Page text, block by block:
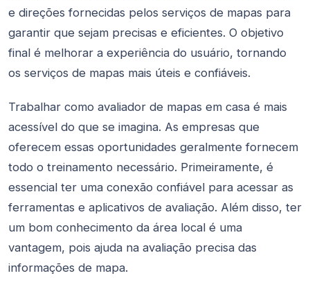
e direções fornecidas pelos serviços de mapas para
garantir que sejam precisas e eficientes. O objetivo
final é melhorar a experiência do usuário, tornando
os serviços de mapas mais úteis e confiáveis.
Trabalhar como avaliador de mapas em casa é mais
acessível do que se imagina. As empresas que
oferecem essas oportunidades geralmente fornecem
todo o treinamento necessário. Primeiramente, é
essencial ter uma conexão confiável para acessar as
ferramentas e aplicativos de avaliação. Além disso, ter
um bom conhecimento da área local é uma
vantagem, pois ajuda na avaliação precisa das
informações de mapa.